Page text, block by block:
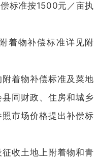
标准按1500元／亩执
物补偿标准详见附
着物补偿标准及菜地
同财政、住房和城乡
市场价格提出补偿标
收土地上附着物和青